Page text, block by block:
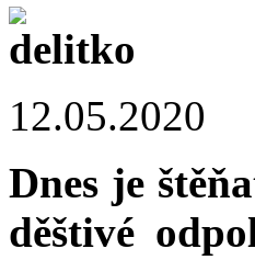
12.05.2020
Dnes je
děštivé